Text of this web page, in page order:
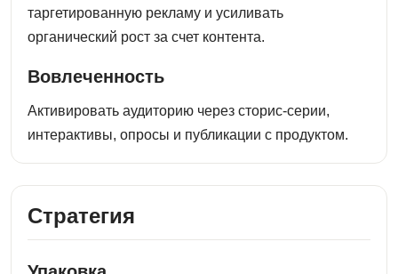
таргетированную рекламу и усиливать
органический рост за счет контента.
Вовлеченность
Активировать аудиторию через сторис-серии,
интерактивы, опросы и публикации с продуктом.
Стратегия